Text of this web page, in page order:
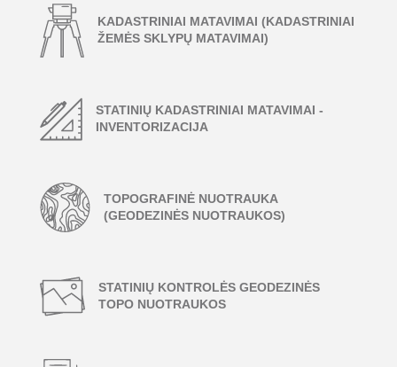
KADASTRINIAI MATAVIMAI (KADASTRINIAI
ŽEMĖS SKLYPŲ MATAVIMAI)
STATINIŲ KADASTRINIAI MATAVIMAI -
INVENTORIZACIJA
TOPOGRAFINĖ NUOTRAUKA
(GEODEZINĖS NUOTRAUKOS)
STATINIŲ KONTROLĖS GEODEZINĖS
TOPO NUOTRAUKOS